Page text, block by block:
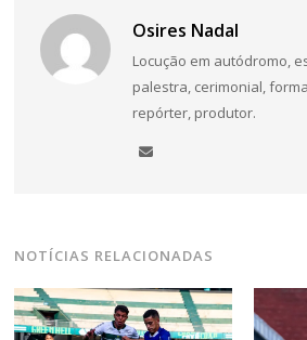
Osires Nadal
Locução em autódromo,
palestra, cerimonial,
repórter, produtor.
NOTÍCIAS RELACIONADAS